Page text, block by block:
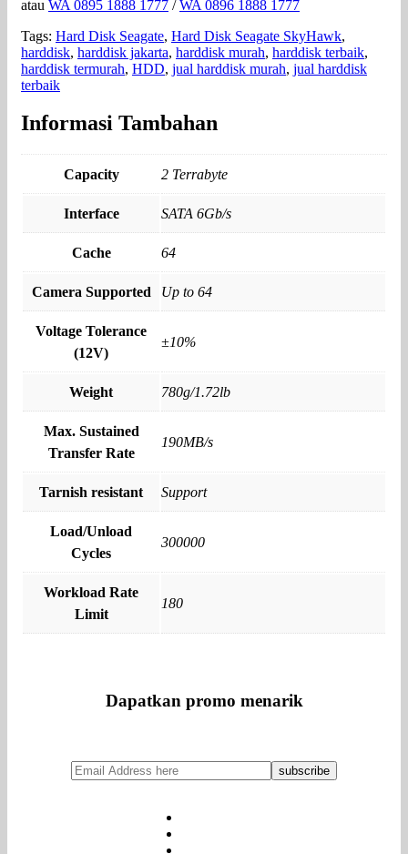
atau WA 0895 1888 1777 /WA 0896 1888 1777
Tags: Hard Disk Seagate, Hard Disk Seagate SkyHawk,
harddisk, harddisk jakarta, harddisk murah, harddisk terbaik,
harddisk termurah, HDD, jual harddisk murah, jual harddisk
terbaik
Informasi Tambahan
Capacity 2 Terrabyte
Interface SATA 6Gb/s
Cache 64
Camera Supported Up to 64
Voltage Tolerance
(12V)
±10%
Weight 780g/1.72lb
Max. Sustained
Transfer Rate
190MB/s
Tarnish resistant Support
Load/Unload
Cycles
300000
Workload Rate
Limit
180
Dapatkan promo menarik